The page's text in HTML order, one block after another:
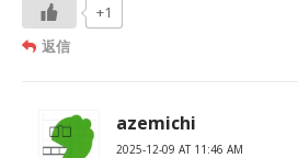
+1
返信
azemichi
2025-12-09 AT 11:46 AM